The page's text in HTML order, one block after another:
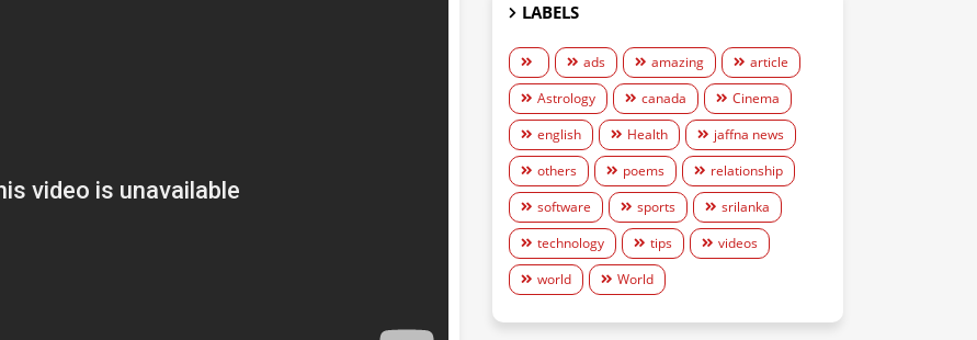
LABELS
ads amazing
article
Astrology
canada
Cinema
english
Health
jaffna news
others
poems
relationship
software
sports
srilanka
technology
tips
videos
world
World